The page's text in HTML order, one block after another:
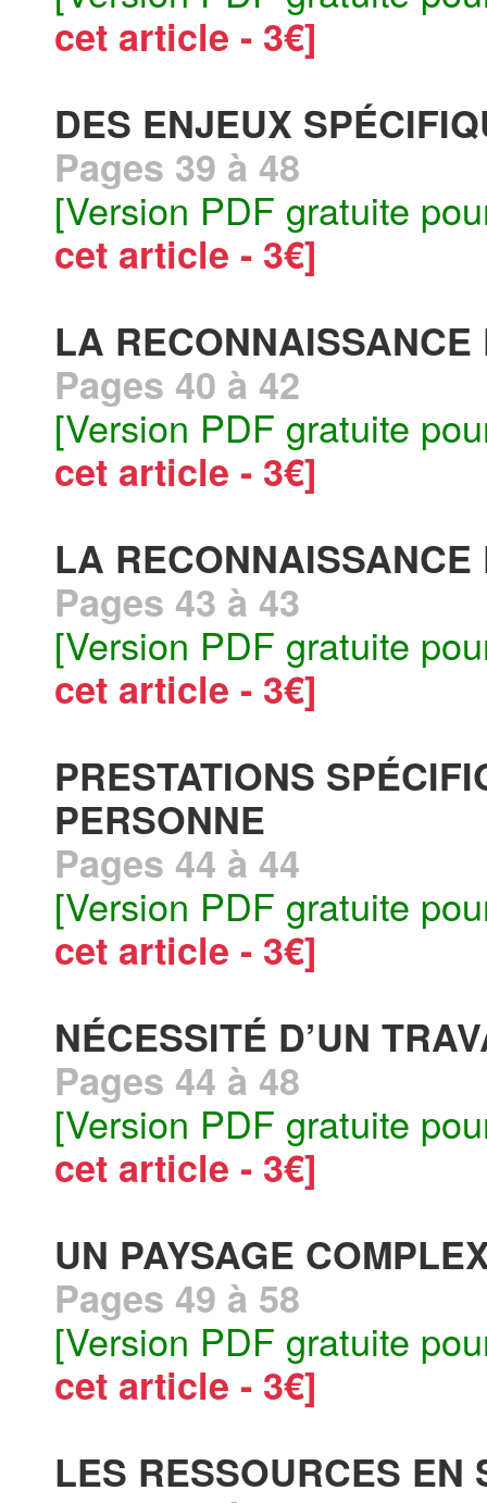
cet article - 3€]
DES ENJEUX
Pages 39 à 48
[Version PDF gratuite
cet article - 3€]
LA
Pages 40 à 42
[Version PDF gratuite
cet article - 3€]
LA
Pages 43 à 43
[Version PDF gratuite
cet article - 3€]
PRESTATIONS
PERSONNE
Pages 44 à 44
[Version PDF gratuite
cet article - 3€]
NÉCESSITÉ D’UN
Pages 44 à 48
[Version PDF gratuite
cet article - 3€]
UN PAYSAGE
Pages 49 à 58
[Version PDF gratuite
cet article - 3€]
LES RESSOURCES EN